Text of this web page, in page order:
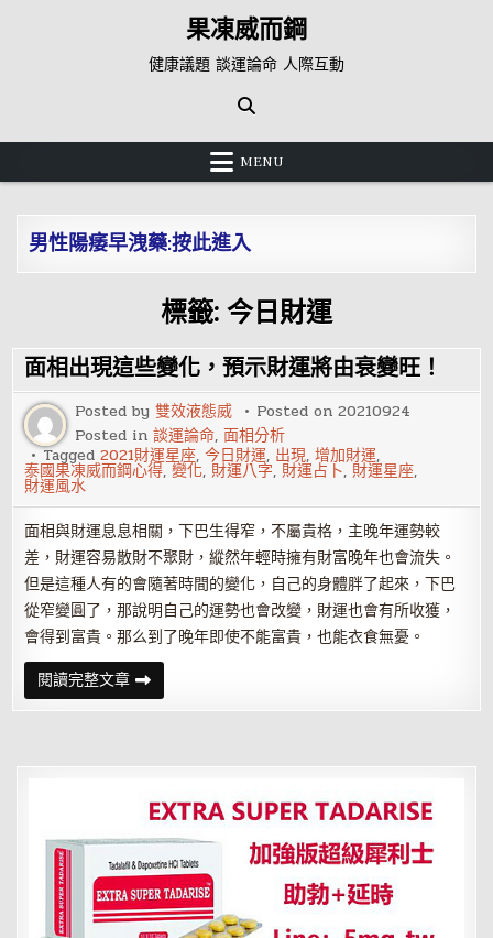
果凍威而鋼
健康議題 談運論命 人際互動
MENU
男性陽痿早洩藥:按此進入
標籤: 今日財運
面相出現這些變化，預示財運將由衰變旺！
Posted by雙效液態威 Posted on20210924
Posted in談運論命,面相分析
Tagged2021財運星座,今日財運, 出現,增加財運,
泰國果凍威而鋼心得,變化, 財運八字, 財運占卜, 財運星座,
財運風水
面相與財運息息相關，下巴生得窄，不屬貴格，主晚年運勢較
差，財運容易散財不聚財，縱然年輕時擁有財富晚年也會流失。
但是這種人有的會隨著時間的變化，自己的身體胖了起來，下巴
從窄變圓了，那說明自己的運勢也會改變，財運也會有所收獲，
會得到富貴。那么到了晚年即使不能富貴，也能衣食無憂。
閱讀完整文章面
相
出
變
示
財
運
將
由
衰
變
旺！